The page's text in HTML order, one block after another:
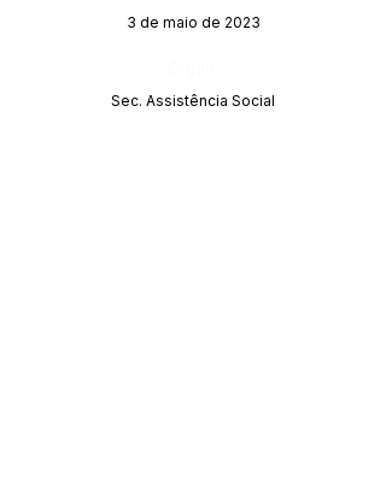
3 de maio de 2023
Sec. Assistência Social